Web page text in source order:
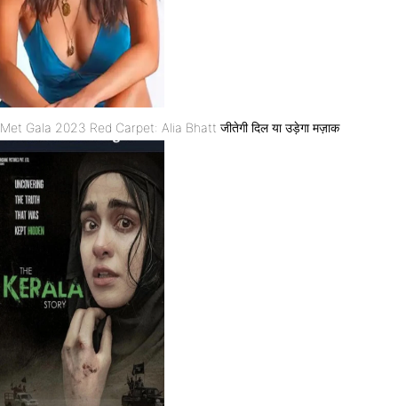
Met Gala 2023 Red Carpet: Alia Bhatt जीतेगी दिल या उड़ेगा मज़ाक